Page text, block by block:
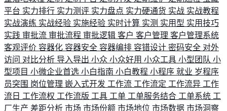
平台 实力排行 实力测评 实力盘点 实力硬通货 实战 实战教程
实战演练 实战经验 实施经验 实时计算 实测 实用型 实用技巧
实践 审批流 审批流程 审批逻辑 客户 客户管理 客户管理系统
客观评价 容器化 容器安全 容器编排 容错设计 密码安全 对外
访问 对比分析 导入导出 小众 小众好用 小众工具 小型团队 小
型项目 小微企业首选 小白指南 小白教程 小程序 就业 岁程序
员突围 岗位管理 嵌入式开发 工作流 工作流定 工作流异 工作
流日 工作流权 工作流版 工具 工单 工单服务结合 工单系统 工
厂生产 差距分析 市场 市场份额 市场地位 市场数据 市场洞察